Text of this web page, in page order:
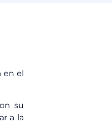
el
su
a la